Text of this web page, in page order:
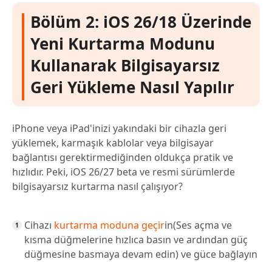
Bölüm 2: iOS 26/18 Üzerinde
Yeni Kurtarma Modunu
Kullanarak Bilgisayarsız
Geri Yükleme Nasıl Yapılır
iPhone veya iPad'inizi yakındaki bir cihazla geri
yüklemek, karmaşık kablolar veya bilgisayar
bağlantısı gerektirmediğinden oldukça pratik ve
hızlıdır. Peki, iOS 26/27 beta ve resmi sürümlerde
bilgisayarsız kurtarma nasıl çalışıyor?
Cihazı kurtarma moduna geçirin(Ses açma ve
kısma düğmelerine hızlıca basın ve ardından güç
düğmesine basmaya devam edin) ve güce bağlayın